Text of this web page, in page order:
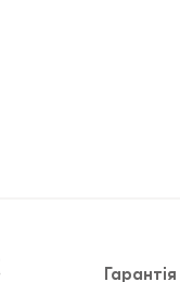
Гарантія